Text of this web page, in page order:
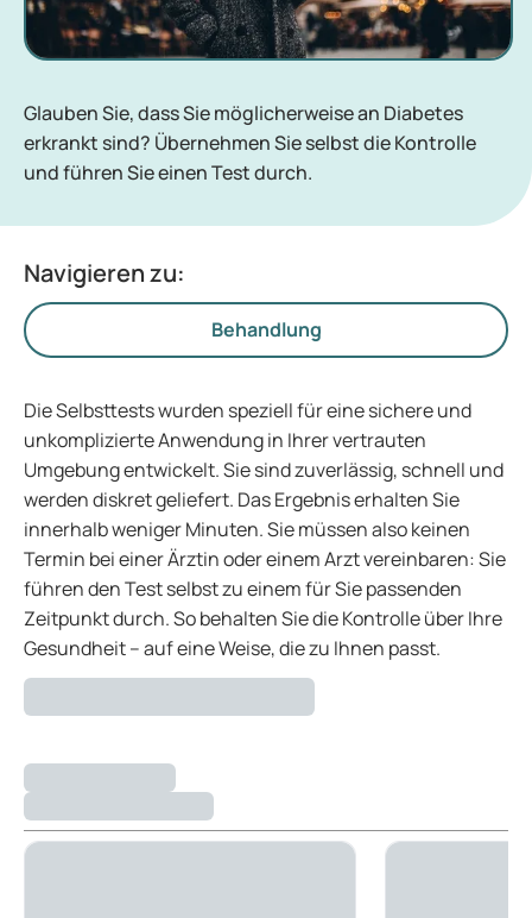
Glauben Sie, dass Sie möglicherweise an Diabetes
erkrankt sind? Übernehmen Sie selbst die Kontrolle
und führen Sie einen Test durch.
Navigieren zu:
Behandlung
Die Selbsttests wurden speziell für eine sichere und
unkomplizierte Anwendung in Ihrer vertrauten
Umgebung entwickelt. Sie sind zuverlässig, schnell und
werden diskret geliefert. Das Ergebnis erhalten Sie
innerhalb weniger Minuten. Sie müssen also keinen
Termin bei einer Ärztin oder einem Arzt vereinbaren: Sie
führen den Test selbst zu einem für Sie passenden
Zeitpunkt durch. So behalten Sie die Kontrolle über Ihre
Gesundheit – auf eine Weise, die zu Ihnen passt.